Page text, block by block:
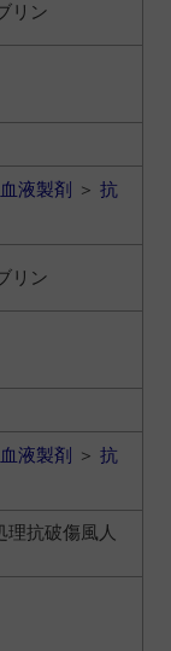
リン
血液製剤 ＞ 抗
リン
血液製剤 ＞ 抗
理抗破傷風人